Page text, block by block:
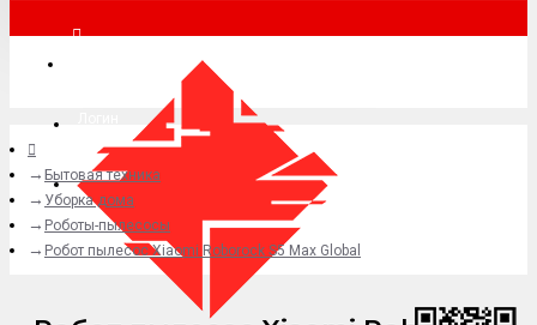
+7 (495) 015-41-41
Бытовая техника
Уборка дома
Роботы-пылесосы
Робот пылесос Xiaomi Roborock S5 Max Global